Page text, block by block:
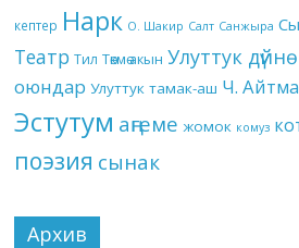
кептер Нарк О. Шакир Салт Санжыра
Театр Тил Төкмө акын Улуттук
оюндар Улуттук тамак-аш Ч.
Эстутум аңгеме жомок комуз
поэзия сынак
Архив